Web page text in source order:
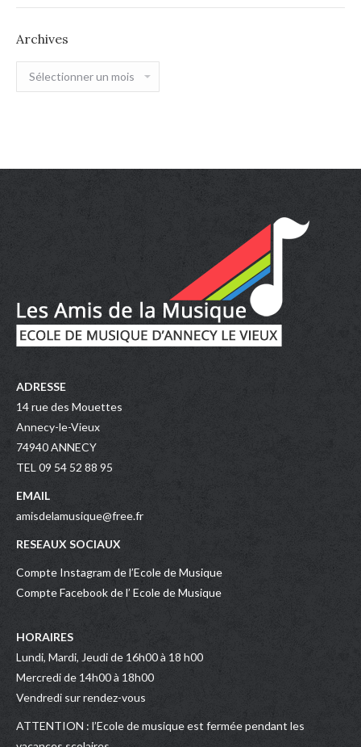
Archives
Archives
ADRESSE
14 rue des Mouettes
Annecy-le-Vieux
74940 ANNECY
TEL 09 54 52 88 95
EMAIL
amisdelamusique@free.fr
RESEAUX SOCIAUX
Compte Instagram de l’Ecole de Musique
Compte Facebook de l’ Ecole de Musique
HORAIRES
Lundi, Mardi, Jeudi de 16h00 à 18 h00
Mercredi de 14h00 à 18h00
Vendredi sur rendez-vous
ATTENTION : l’Ecole de musique est fermée pendant les